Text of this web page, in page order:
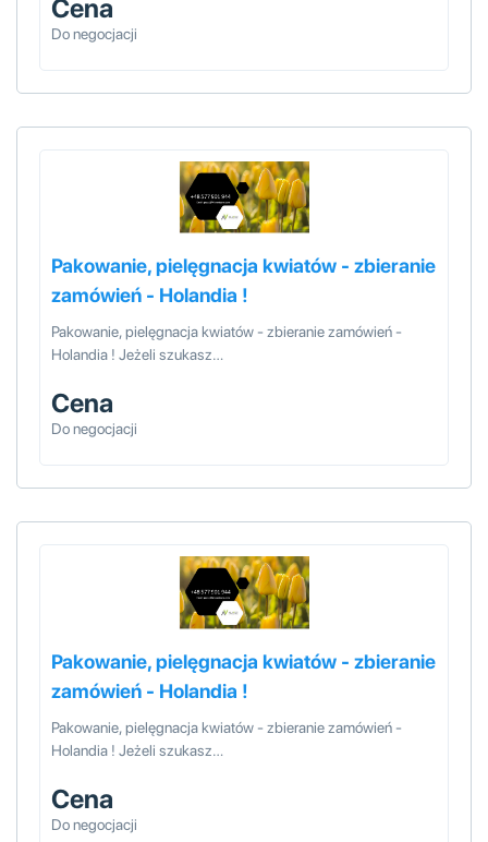
Cena
Do negocjacji
Pakowanie, pielęgnacja kwiatów - zbieranie
zamówień - Holandia !
Pakowanie, pielęgnacja kwiatów - zbieranie zamówień -
Holandia ! Jeżeli szukasz…
Cena
Do negocjacji
Pakowanie, pielęgnacja kwiatów - zbieranie
zamówień - Holandia !
Pakowanie, pielęgnacja kwiatów - zbieranie zamówień -
Holandia ! Jeżeli szukasz…
Cena
Do negocjacji